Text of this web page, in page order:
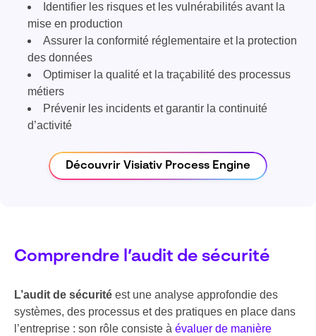
Identifier les risques et les vulnérabilités avant la
mise en production
Assurer la conformité réglementaire et la protection
des données
Optimiser la qualité et la traçabilité des processus
métiers
Prévenir les incidents et garantir la continuité
d’activité
Découvrir Visiativ Process Engine
Comprendre l’audit de sécurité
L’audit de sécurité est une analyse approfondie des
systèmes, des processus et des pratiques en place dans
l’entreprise : son rôle consiste à évaluer de manière